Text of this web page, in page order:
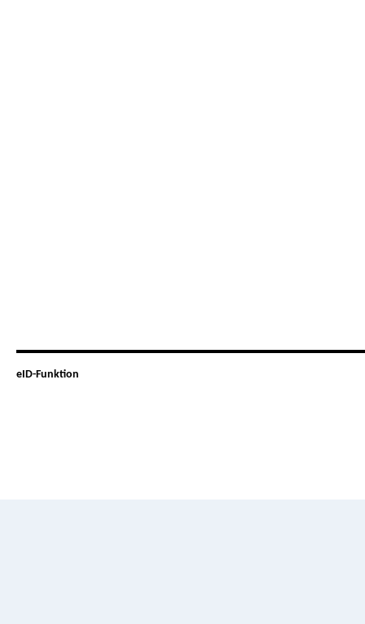
eID-Funktion